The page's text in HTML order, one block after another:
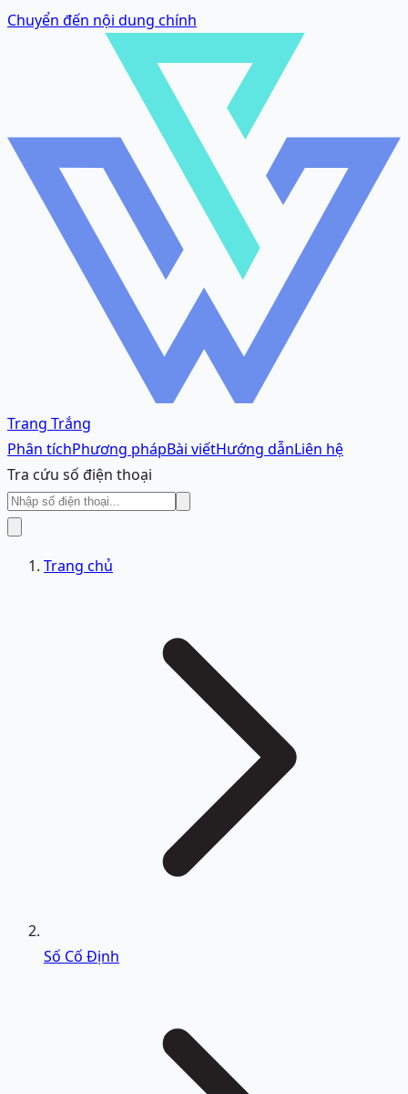
Chuyển đến nội dung chính
Trang Trắng
Phân tíchPhương phápBài viếtHướng dẫnLiên hệ
Tra cứu số điện thoại
Trang chủ
Số Cố Định